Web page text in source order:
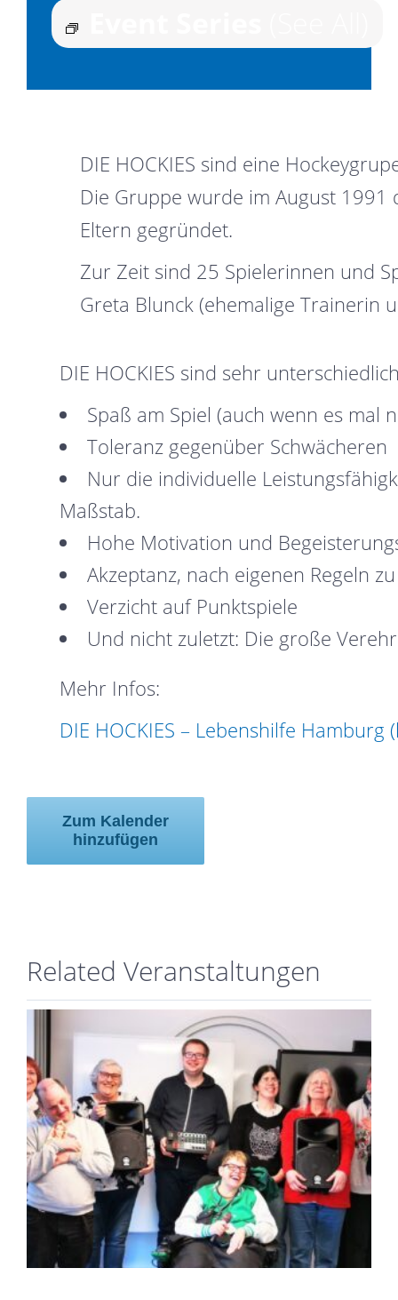
DIE HOCKIES sind eine
Die Gruppe wurde im August
Eltern gegründet.
Zur Zeit sind 25 Spielerinnen und
Greta Blunck (ehemalige Trainerin
DIE HOCKIES sind sehr
Spaß am Spiel (auch wenn es mal
Toleranz gegenüber Schwächeren
Nur die individuelle
Maßstab.
Hohe Motivation und
Akzeptanz, nach eigenen Regeln
Verzicht auf Punktspiele
Und nicht zuletzt: Die große
Mehr Infos:
DIE HOCKIES – Lebenshilfe Hamburg
Zum Kalender
hinzufügen
Related Veranstaltungen